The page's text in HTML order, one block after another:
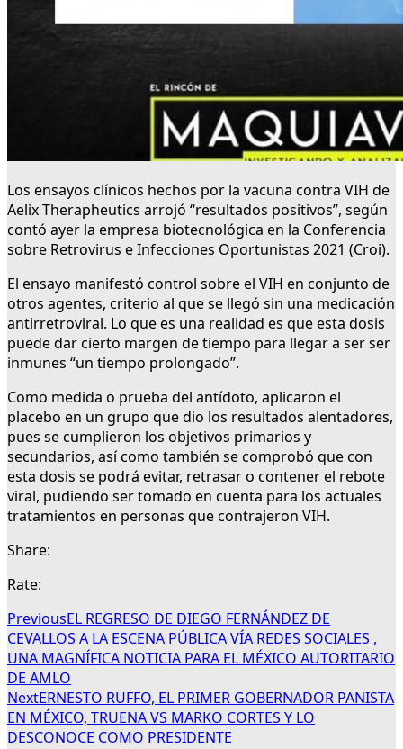
Los ensayos clínicos hechos por la vacuna contra VIH de
Aelix Therapheutics arrojó “resultados positivos”, según
contó ayer la empresa biotecnológica en la Conferencia
sobre Retrovirus e Infecciones Oportunistas 2021 (Croi).
El ensayo manifestó control sobre el VIH en conjunto de
otros agentes, criterio al que se llegó sin una medicación
antirretroviral. Lo que es una realidad es que esta dosis
puede dar cierto margen de tiempo para llegar a ser ser
inmunes “un tiempo prolongado”.
Como medida o prueba del antídoto, aplicaron el
placebo en un grupo que dio los resultados alentadores,
pues se cumplieron los objetivos primarios y
secundarios, así como también se comprobó que con
esta dosis se podrá evitar, retrasar o contener el rebote
viral, pudiendo ser tomado en cuenta para los actuales
tratamientos en personas que contrajeron VIH.
Share:
Rate:
PreviousEL REGRESO DE DIEGO FERNÁNDEZ DE
CEVALLOS A LA ESCENA PÚBLICA VÍA REDES SOCIALES ,
UNA MAGNÍFICA NOTICIA PARA EL MÉXICO AUTORITARIO
DE AMLO
NextERNESTO RUFFO, EL PRIMER GOBERNADOR PANISTA
EN MÉXICO, TRUENA VS MARKO CORTES Y LO
DESCONOCE COMO PRESIDENTE